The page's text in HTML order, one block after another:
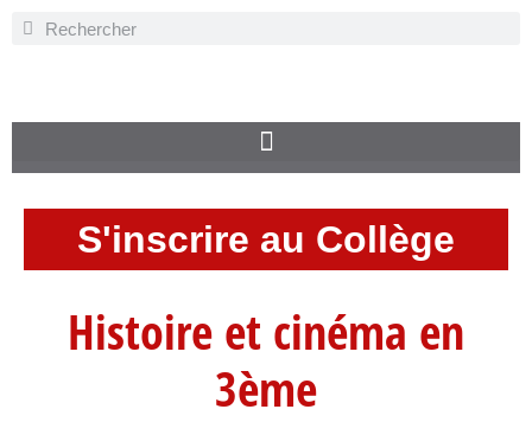
S'inscrire au Collège
Histoire et cinéma en
3ème